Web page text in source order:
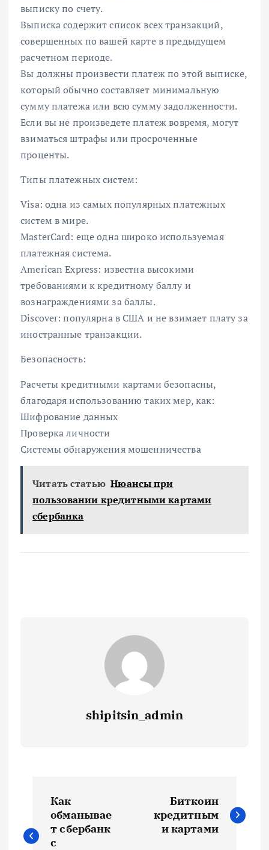
выписку по счету.
Выписка содержит список всех транзакций,
совершенных по вашей карте в предыдущем
расчетном периоде.
Вы должны произвести платеж по этой выписке,
который обычно составляет минимальную
сумму платежа или всю сумму задолженности.
Если вы не произведете платеж вовремя, могут
взиматься штрафы или просроченные
проценты.
Типы платежных систем:
Visa: одна из самых популярных платежных
систем в мире.
MasterCard: еще одна широко используемая
платежная система.
American Express: известна высокими
требованиями к кредитному баллу и
вознаграждениями за баллы.
Discover: популярна в США и не взимает плату за
иностранные транзакции.
Безопасность:
Расчеты кредитными картами безопасны,
благодаря использованию таких мер, как:
Шифрование данных
Проверка личности
Системы обнаружения мошенничества
Читать статью Нюансы при
пользовании кредитными картами
сбербанка
shipitsin_admin
а
Как
обманывае
т сбербанк
с
Биткоин
кредитным
и картами